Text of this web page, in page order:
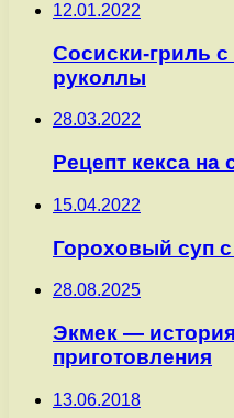
12.01.2022
Сосиски-гриль
руколлы
28.03.2022
Рецепт кекса на
15.04.2022
Гороховый суп
28.08.2025
Экмек —
приготовления
13.06.2018